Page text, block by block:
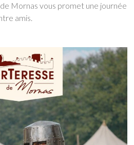
Mornas vous promet une journée
amis.